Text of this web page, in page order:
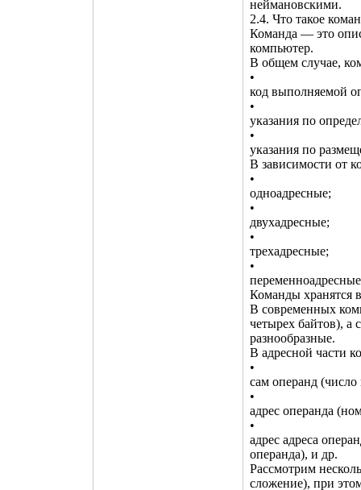
неймановскими.
2.4. Что такое
Команда — это
компьютер.
В общем случае,
•
код выполняемой
•
указания по
•
указания по
В зависимости от
•
одноадресные;
•
двухадресные;
•
трехадресные;
•
Команды хранятся
В современных
четырех байтов), а
разнообразные.
В адресной части
•
сам операнд
•
адрес операнда
•
адрес адреса
операнда), и др.
Рассмотрим
сложение), при